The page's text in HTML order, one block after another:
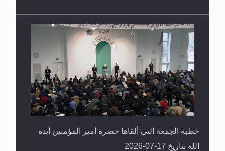
خطبة الجمعة التي ألقاها حضرة أمير المؤمنين أيده
الله بتاريخ 17-07-2026